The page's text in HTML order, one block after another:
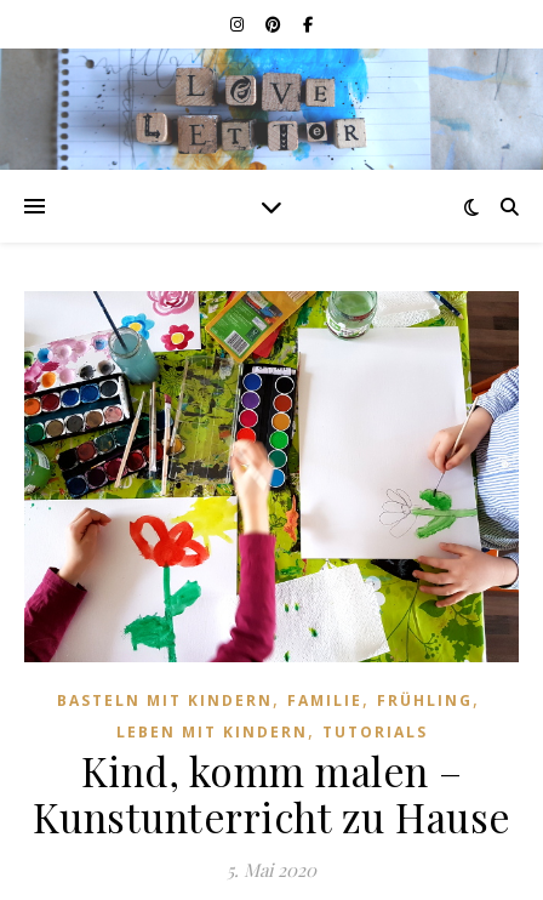
BASTELN MIT KINDERN , FAMILIE , FRÜHLING ,
LEBEN MIT KINDERN , TUTORIALS
Kind, komm malen –
Kunstunterricht zu Hause
5. Mai 2020